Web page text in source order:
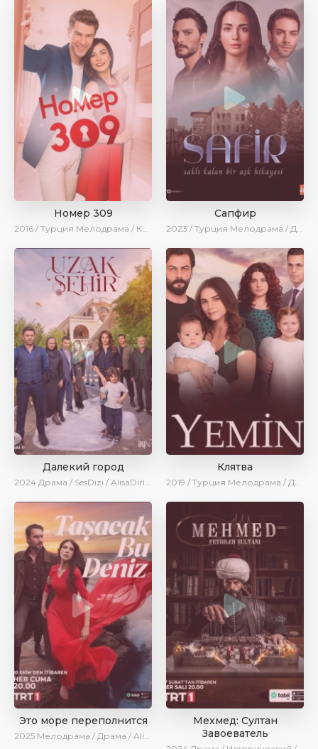
Номер 309
2016 / Турция Мелодрама / Комедия
Сапфир
2023 / Турция Мелодрама / Драма / SesDizi / AveTurk
Далекий город
2024 Драма / SesDizi / AlisaDirilis / Сериалы 2024
Клятва
2019 / Турция Мелодрама / Драма / BeniBirakma / Сериалы 2023
Это море переполнится
2025 Мелодрама / Драма / AlisaDirilis / Новинки / Сериалы 2025
Мехмед: Султан
Завоеватель